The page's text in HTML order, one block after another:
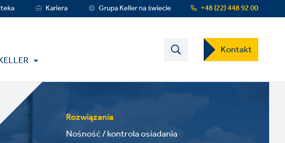
+48 (22) 448 92 00
Kariera Grupa Keller na świecie
Contact
US
Dropdown
Kontakt
Rozwiązania
Nośność / kontrola osiadania